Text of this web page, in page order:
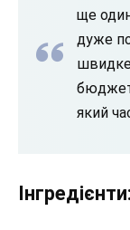
ще один
дуже
швидке
який
Інгредієнти: